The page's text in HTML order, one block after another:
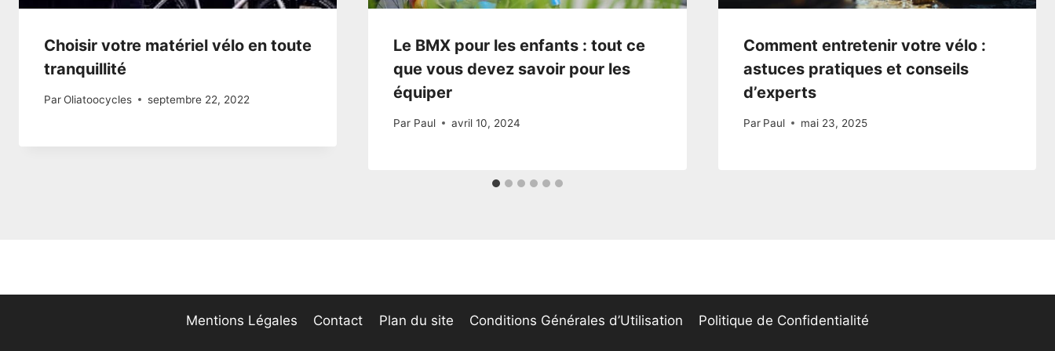
Choisir votre matériel vélo en toute
tranquillité
ParOliatoocycles septembre 22, 2022
Le BMX pour les enfants : tout ce
que vous devez savoir pour les
équiper
Par Paul avril 10, 2024
Comment entretenir votre vélo :
astuces pratiques et conseils
d’experts
Par Paul mai 23, 2025
Mentions Légales Contact Plan du site Conditions Générales d’Utilisation Politique de Confidentialité